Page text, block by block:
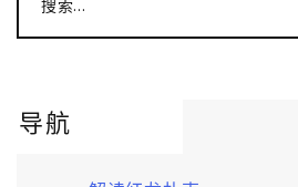
搜索...
导航